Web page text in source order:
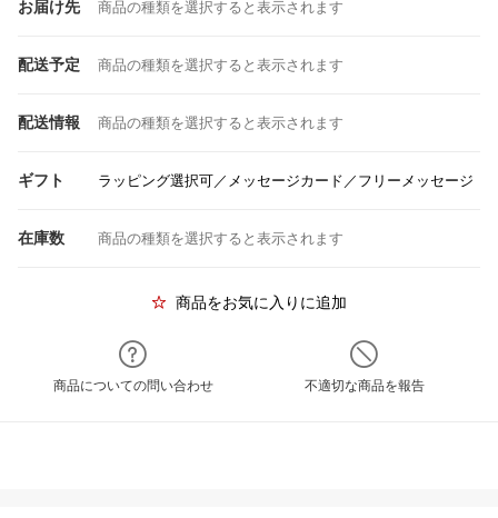
お届け先 商品の種類を選択すると表示されます
配送予定 商品の種類を選択すると表示されます
配送情報 商品の種類を選択すると表示されます
ギフト ラッピング選択可／メッセージカード／フリーメッセージ
在庫数 商品の種類を選択すると表示されます
商品をお気に入りに追加
商品についての問い合わせ 不適切な商品を報告